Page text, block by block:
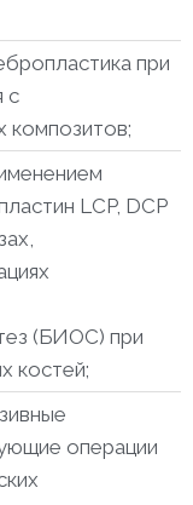
при
с
композитов;
LCP, DCP
(БИОС) при
костей;
операции